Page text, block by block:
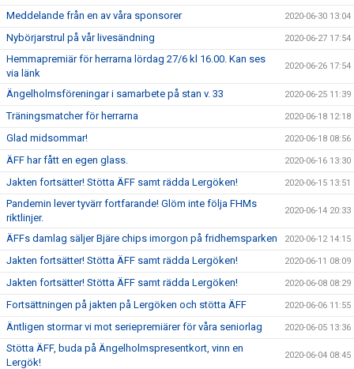
Meddelande från en av våra sponsorer 2020-06-30 13:04
Nybörjarstrul på vår livesändning 2020-06-27 17:54
Hemmapremiär för herrarna lördag 27/6 kl 16.00. Kan ses
via länk
2020-06-26 17:54
Ängelholmsföreningar i samarbete på stan v. 33 2020-06-25 11:39
Träningsmatcher för herrarna 2020-06-18 12:18
Glad midsommar! 2020-06-18 08:56
ÄFF har fått en egen glass. 2020-06-16 13:30
Jakten fortsätter! Stötta ÄFF samt rädda Lergöken! 2020-06-15 13:51
Pandemin lever tyvärr fortfarande! Glöm inte följa FHMs
riktlinjer.
2020-06-14 20:33
ÄFFs damlag säljer Bjäre chips imorgon på fridhemsparken 2020-06-12 14:15
Jakten fortsätter! Stötta ÄFF samt rädda Lergöken! 2020-06-11 08:09
Jakten fortsätter! Stötta ÄFF samt rädda Lergöken! 2020-06-08 08:29
Fortsättningen på jakten på Lergöken och stötta ÄFF 2020-06-06 11:55
Äntligen stormar vi mot seriepremiärer för våra seniorlag 2020-06-05 13:36
Stötta ÄFF, buda på Ängelholmspresentkort, vinn en
Lergök!
2020-06-04 08:45